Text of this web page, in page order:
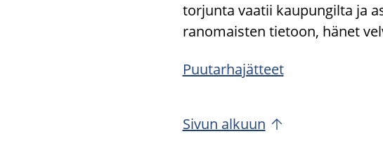
tor­jun­ta vaa­tii kau­pun­gil­ta ja
ran­omais­ten tie­toon, hänet
Puu­tar­ha­jät­teet
Sivun al­kuun